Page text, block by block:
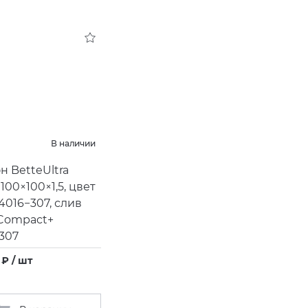
В наличии
BetteUltra
цвет
слив
₽ / шт